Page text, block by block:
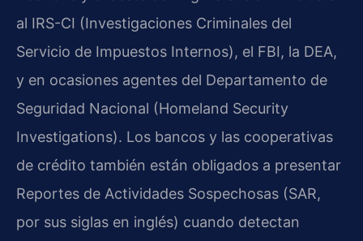
al IRS-CI (Investigaciones Criminales del
Servicio de Impuestos Internos), el FBI, la DEA,
y en ocasiones agentes del Departamento de
Seguridad Nacional (Homeland Security
Investigations). Los bancos y las cooperativas
de crédito también están obligados a presentar
Reportes de Actividades Sospechosas (SAR,
por sus siglas en inglés) cuando detectan